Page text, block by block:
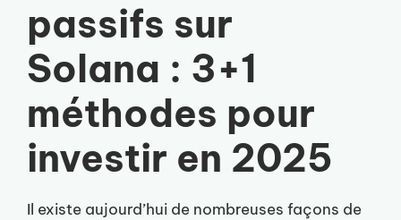
passifs sur
Solana : 3+1
méthodes pour
investir en 2025
Il existe aujourd’hui de nombreuses façons de